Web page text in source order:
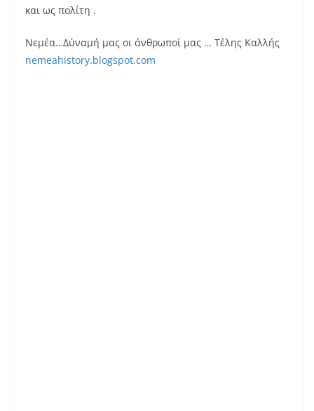
και ως πολίτη .
Νεμέα…Δύναμή μας οι άνθρωποί μας … Τέλης Καλλής
nemeahistory.blogspot.com